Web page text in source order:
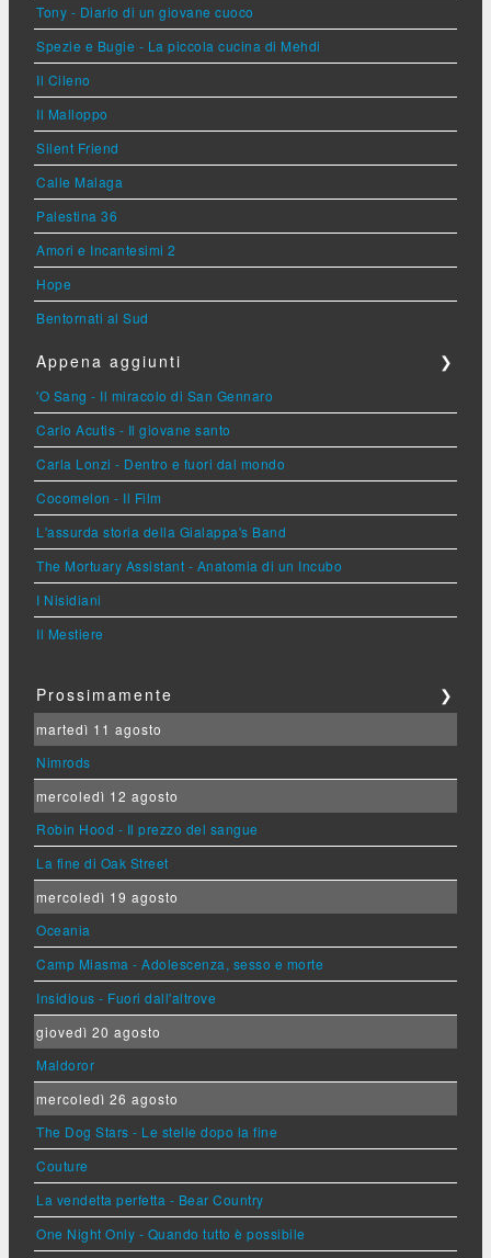
Tony - Diario di un giovane cuoco
Spezie e Bugie - La piccola cucina di Mehdi
Il Cileno
Il Malloppo
Silent Friend
Calle Malaga
Palestina 36
Amori e Incantesimi 2
Hope
Bentornati al Sud
Appena aggiunti ❯
'O Sang - Il miracolo di San Gennaro
Carlo Acutis - Il giovane santo
Carla Lonzi - Dentro e fuori dal mondo
Cocomelon - Il Film
L'assurda storia della Gialappa's Band
The Mortuary Assistant - Anatomia di un Incubo
I Nisidiani
Il Mestiere
Prossimamente ❯
martedì 11 agosto
Nimrods
mercoledì 12 agosto
Robin Hood - Il prezzo del sangue
La fine di Oak Street
mercoledì 19 agosto
Oceania
Camp Miasma - Adolescenza, sesso e morte
Insidious - Fuori dall'altrove
giovedì 20 agosto
Maldoror
mercoledì 26 agosto
The Dog Stars - Le stelle dopo la fine
Couture
La vendetta perfetta - Bear Country
One Night Only - Quando tutto è possibile